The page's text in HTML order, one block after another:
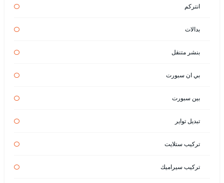
انتركم
بدالات
بنشر متنقل
بي ان سبورت
بين سبورت
تبديل تواير
تركيب ستلايت
تركيب سيراميك